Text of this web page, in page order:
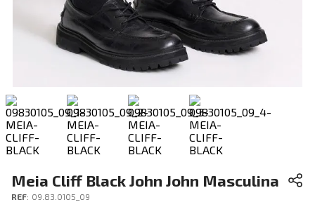
Meia Cliff Black John John Masculina
REF: 09.83.0105_09